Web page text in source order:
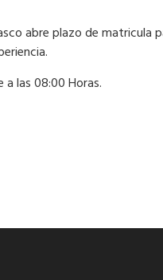
abre plazo de
a las 08:00 Horas.